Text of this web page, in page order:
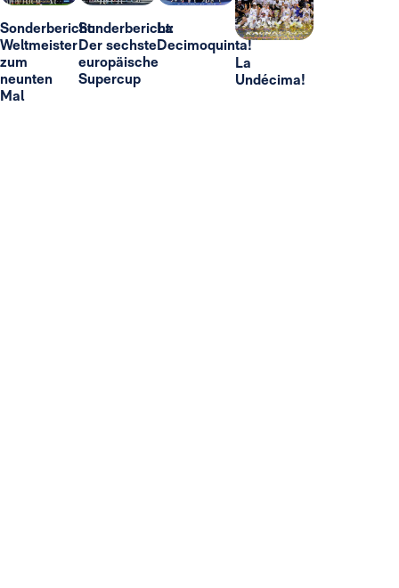
Sonderbericht:
Weltmeister
zum
neunten
Mal
Sonderbericht:
Der sechste
europäische
Supercup
La
Decimoquinta!
La
Undécima!